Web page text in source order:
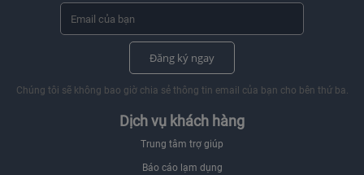
Đăng ký ngay
Chúng tôi sẽ không bao giờ chia sẻ thông tin email của bạn cho bên thứ ba.
Dịch vụ khách hàng
Trung tâm trợ giúp
Báo cáo lạm dụng